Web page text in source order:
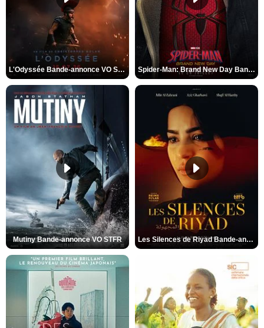
L'Odyssée Bande-annonce VO STFR Spider-Man: Brand New Day Bande-annonce VO STFR
Mutiny Bande-annonce VO STFR Les Silences de Riyad Bande-annonce VO STFR